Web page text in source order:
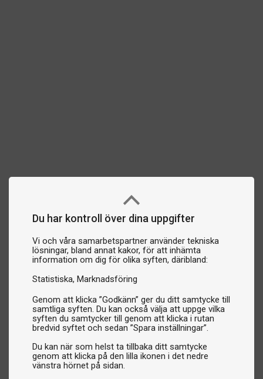
Du har kontroll över dina uppgifter
Vi och våra samarbetspartner använder tekniska
lösningar, bland annat kakor, för att inhämta
information om dig för olika syften, däribland:
Statistiska Marknadsföring
Genom att klicka ”Godkänn” ger du ditt samtycke till
samtliga syften. Du kan också välja att uppge vilka
syften du samtycker till genom att klicka i rutan
bredvid syftet och sedan ”Spara inställningar”.
Du kan när som helst ta tillbaka ditt samtycke
genom att klicka på den lilla ikonen i det nedre
vänstra hörnet på sidan.